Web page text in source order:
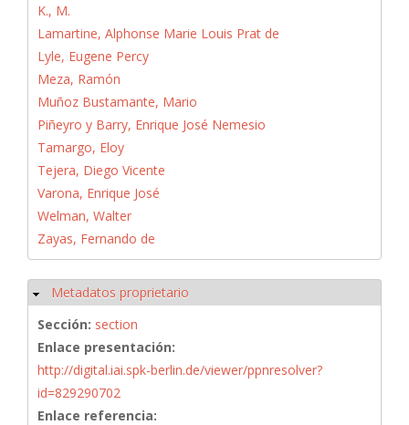
K., M.
Lamartine, Alphonse Marie Louis Prat de
Lyle, Eugene Percy
Meza, Ramón
Muñoz Bustamante, Mario
Piñeyro y Barry, Enrique José Nemesio
Tamargo, Eloy
Tejera, Diego Vicente
Varona, Enrique José
Welman, Walter
Zayas, Fernando de
Ocultar
Metadatos proprietario
Sección: section
Enlace presentación:
http://digital.iai.spk-berlin.de/viewer/ppnresolver?
id=829290702
Enlace referencia: